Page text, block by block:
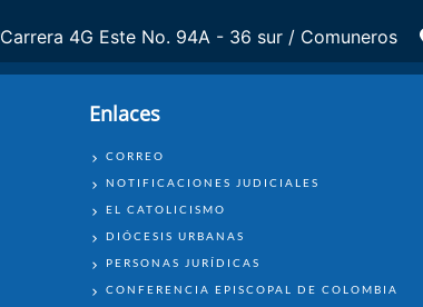
Carrera 4G Este No. 94A - 36 sur / Comuneros
Enlaces
ENLACES
CORREO
NOTIFICACIONES JUDICIALES
EL CATOLICISMO
DIÓCESIS URBANAS
PERSONAS JURÍDICAS
CONFERENCIA EPISCOPAL DE COLOMBIA